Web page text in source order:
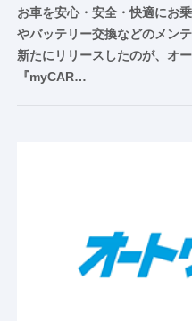
お車を安心・安全・快適にお
やバッテリー交換などのメン
新たにリリースしたのが、オ
『myCAR…